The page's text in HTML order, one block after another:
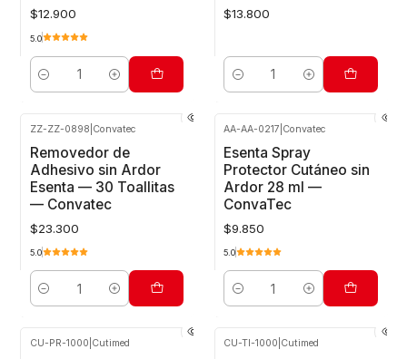
$12.900
5.0
Cantidad
$13.800
Cantidad
ZZ-ZZ-0898 Convatec
Removedor de
Adhesivo sin Ardor
Esenta — 30 Toallitas
— Convatec
$23.300
5.0
Cantidad
AA-AA-0217 Convatec
Esenta Spray
Protector Cutáneo sin
Ardor 28 ml —
ConvaTec
$9.850
5.0
Cantidad
CU-PR-1000 Cutimed CU-TI-1000 Cutimed